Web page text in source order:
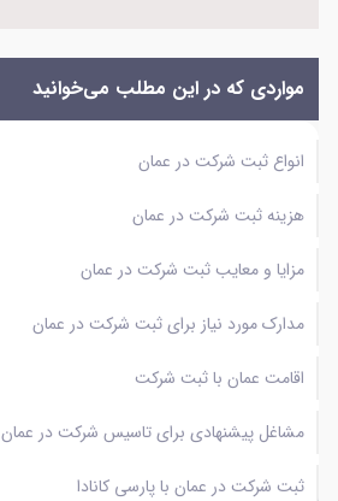
مواردی که در این مطلب می‌خوانید
انواع ثبت شرکت در عمان
هزینه ثبت شرکت در عمان
مزایا و معایب ثبت شرکت در عمان
مدارک مورد نیاز برای ثبت شرکت در عمان
اقامت عمان با ثبت شرکت
مشاغل پیشنهادی برای تاسیس شرکت در عمان
ثبت شرکت در عمان با پارسی کانادا